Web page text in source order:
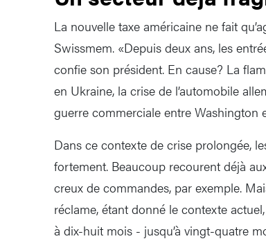
La nouvelle taxe américaine ne fait
Swissmem. «Depuis deux ans, les
confie son président. En cause? La
en Ukraine, la crise de l’automobile
guerre commerciale entre Washington
Dans ce contexte de crise prolongée,
fortement. Beaucoup recourent déjà
creux de commandes, par exemple.
réclame, étant donné le contexte
à dix-huit mois - jusqu’à vingt-quatre